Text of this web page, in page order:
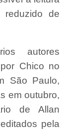
reduzido de
autores
Chico no
São Paulo,
em outubro,
de Allan
pela